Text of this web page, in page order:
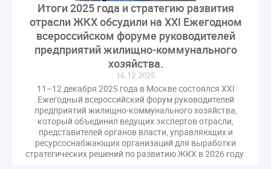
Итоги 2025 года и стратегию развития
отрасли ЖКХ обсудили на XXI Ежегодном
всероссийском форуме руководителей
предприятий жилищно-коммунального
хозяйства.
16.12.2025
11–12 декабря 2025 года в Москве состоялся XXI
Ежегодный всероссийский форум руководителей
предприятий жилищно-коммунального хозяйства,
который объединил ведущих экспертов отрасли,
представителей органов власти, управляющих и
ресурсоснабжающих организаций для выработки
стратегических решений по развитию ЖКХ в 2026 году.